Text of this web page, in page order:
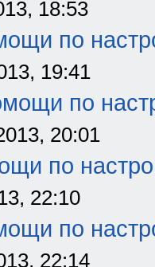
18:53
по
19:41
по
20:01
по
22:10
по
22:14